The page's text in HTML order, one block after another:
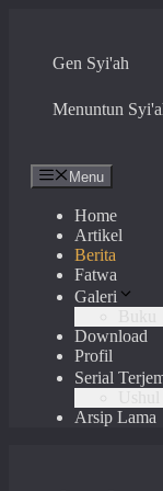
contentGen Syi'ah
Menuntun
Menu
Home
Artikel
Berita
Fatwa
Galeri
Download
Profil
Serial
Arsip Lama